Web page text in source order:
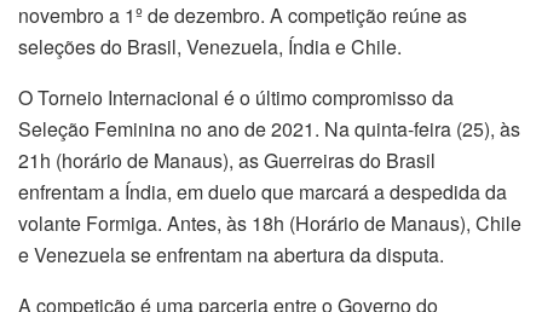
novembro a 1º de dezembro. A competição reúne as
seleções do Brasil, Venezuela, Índia e Chile.
O Torneio Internacional é o último compromisso da
Seleção Feminina no ano de 2021. Na quinta-feira (25), às
21h (horário de Manaus), as Guerreiras do Brasil
enfrentam a Índia, em duelo que marcará a despedida da
volante Formiga. Antes, às 18h (Horário de Manaus), Chile
e Venezuela se enfrentam na abertura da disputa.
A competição é uma parceria entre o Governo do